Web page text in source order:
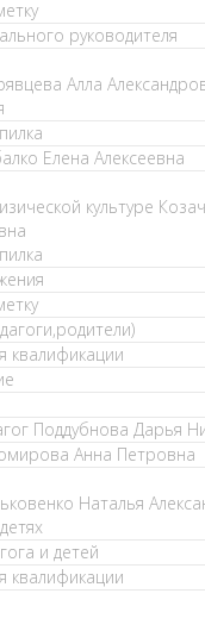
руководителя
Алла
Елена Алексеевна
культуре
квалификации
Поддубнова Дарья
Анна Петровна
Наталья
и детей
квалификации